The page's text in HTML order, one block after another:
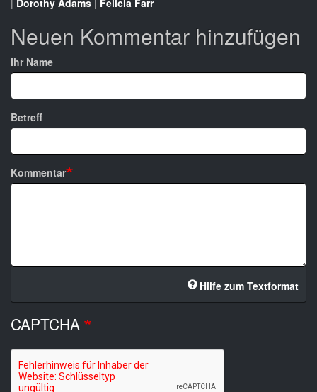
Dorothy Adams Felicia Farr
Neuen Kommentar hinzufügen
Ihr Name
Betreff
Kommentar
Hilfe zum Textformat
CAPTCHA